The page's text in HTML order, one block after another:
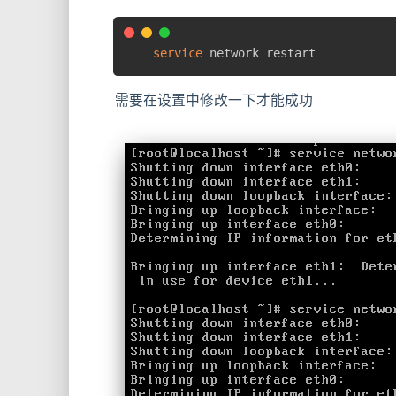
service network restart
需要在设置中修改一下才能成功